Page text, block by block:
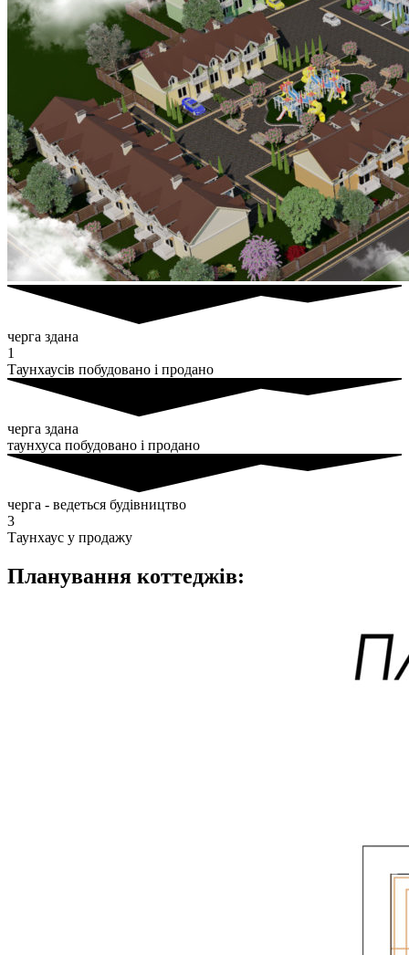
черга здана
1
Таунхаусів побудовано і продано
черга здана
таунхуса побудовано і продано
черга - ведеться будівництво
3
Таунхаус у продажу
Планування коттеджів: